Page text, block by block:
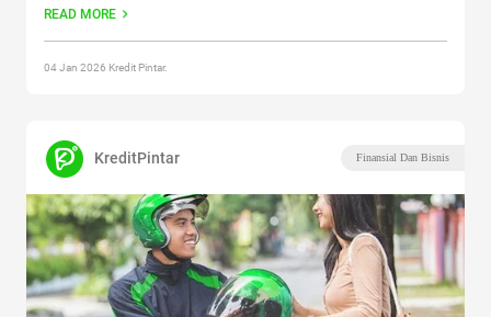
danContinue reading
READ MORE
04 Jan 2026 Kredit Pintar.
KreditPintar Finansial Dan Bisnis